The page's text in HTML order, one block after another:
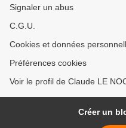
Signaler un abus
C.G.U.
Cookies et données
Préférences cookies
Voir le profil de Claude LE
Créer un